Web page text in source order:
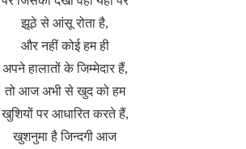
झूठे से आंसू रोता है,
और नहीं कोई हम ही
अपने हालातों के जिम्मेदार हैं,
तो आज अभी से खुद को हम
खुशियों पर आधारित करते हैं,
खुशनुमा है जिन्दगी आज